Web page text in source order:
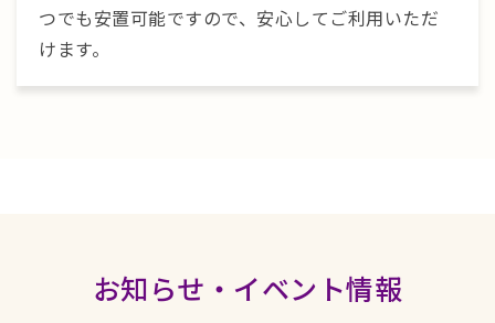
つでも安置可能ですので、安心してご利用いただ
けます。
お知らせ・イベント情報